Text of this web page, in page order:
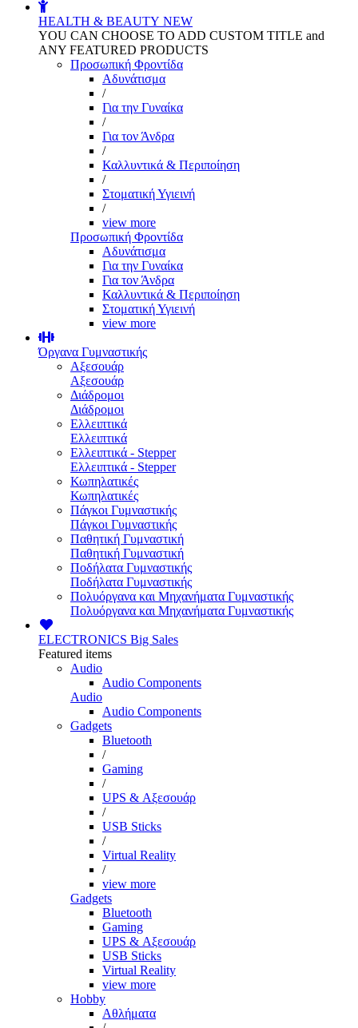
HEALTH & BEAUTY NEW
YOU CAN CHOOSE TO ADD CUSTOM TITLE and
ANY FEATURED PRODUCTS
Προσωπική Φροντίδα
Αδυνάτισμα
/
Για την Γυναίκα
/
Για τον Άνδρα
/
Καλλυντικά & Περιποίηση
/
Στοματική Υγιεινή
/
view more
Προσωπική Φροντίδα
Αδυνάτισμα
Για την Γυναίκα
Για τον Άνδρα
Καλλυντικά & Περιποίηση
Στοματική Υγιεινή
view more
Όργανα Γυμναστικής
Αξεσουάρ
Αξεσουάρ
Διάδρομοι
Διάδρομοι
Ελλειπτικά
Ελλειπτικά
Ελλειπτικά - Stepper
Ελλειπτικά - Stepper
Κωπηλατικές
Κωπηλατικές
Πάγκοι Γυμναστικής
Πάγκοι Γυμναστικής
Παθητική Γυμναστική
Παθητική Γυμναστική
Ποδήλατα Γυμναστικής
Ποδήλατα Γυμναστικής
Πολυόργανα και Μηχανήματα Γυμναστικής
Πολυόργανα και Μηχανήματα Γυμναστικής
ELECTRONICS Big Sales
Featured items
Audio
Audio Components
Audio
Audio Components
Gadgets
Bluetooth
/
Gaming
/
UPS & Αξεσουάρ
/
USB Sticks
/
Virtual Reality
/
view more
Gadgets
Bluetooth
Gaming
UPS & Αξεσουάρ
USB Sticks
Virtual Reality
view more
Hobby
Αθλήματα